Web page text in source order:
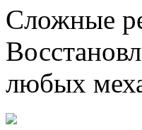
Сложные
любых